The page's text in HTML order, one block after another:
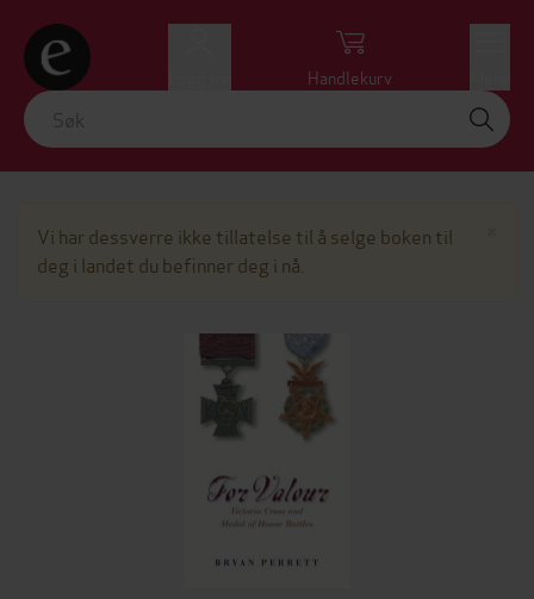
Handlekurv
Vi har dessverre ikke tillatelse til å selge boken til
deg i landet du befinner deg i nå.